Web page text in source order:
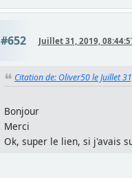
#652 Juillet 31, 2019,
Citation de: Oliver50 le Juillet
Bonjour
Merci
Ok, super le lien, si j'avais